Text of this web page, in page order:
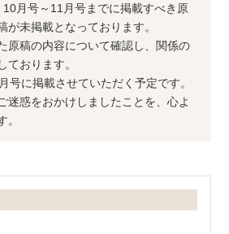
月号～11月号までに掲載すべき原
が未掲載となっております。
原稿の内容について確認し、関係の
ております。
号に掲載させていただく予定です。
迷惑をおかけしましたことを、心よ
。